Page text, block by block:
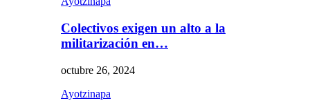
Colectivos exigen un alto a la
militarización en…
octubre 26, 2024
Ayotzinapa